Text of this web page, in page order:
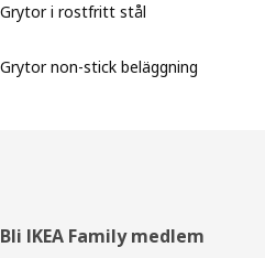
Grytor i rostfritt stål
Grytor non-stick beläggning
Sidfot
Bli IKEA Family medlem